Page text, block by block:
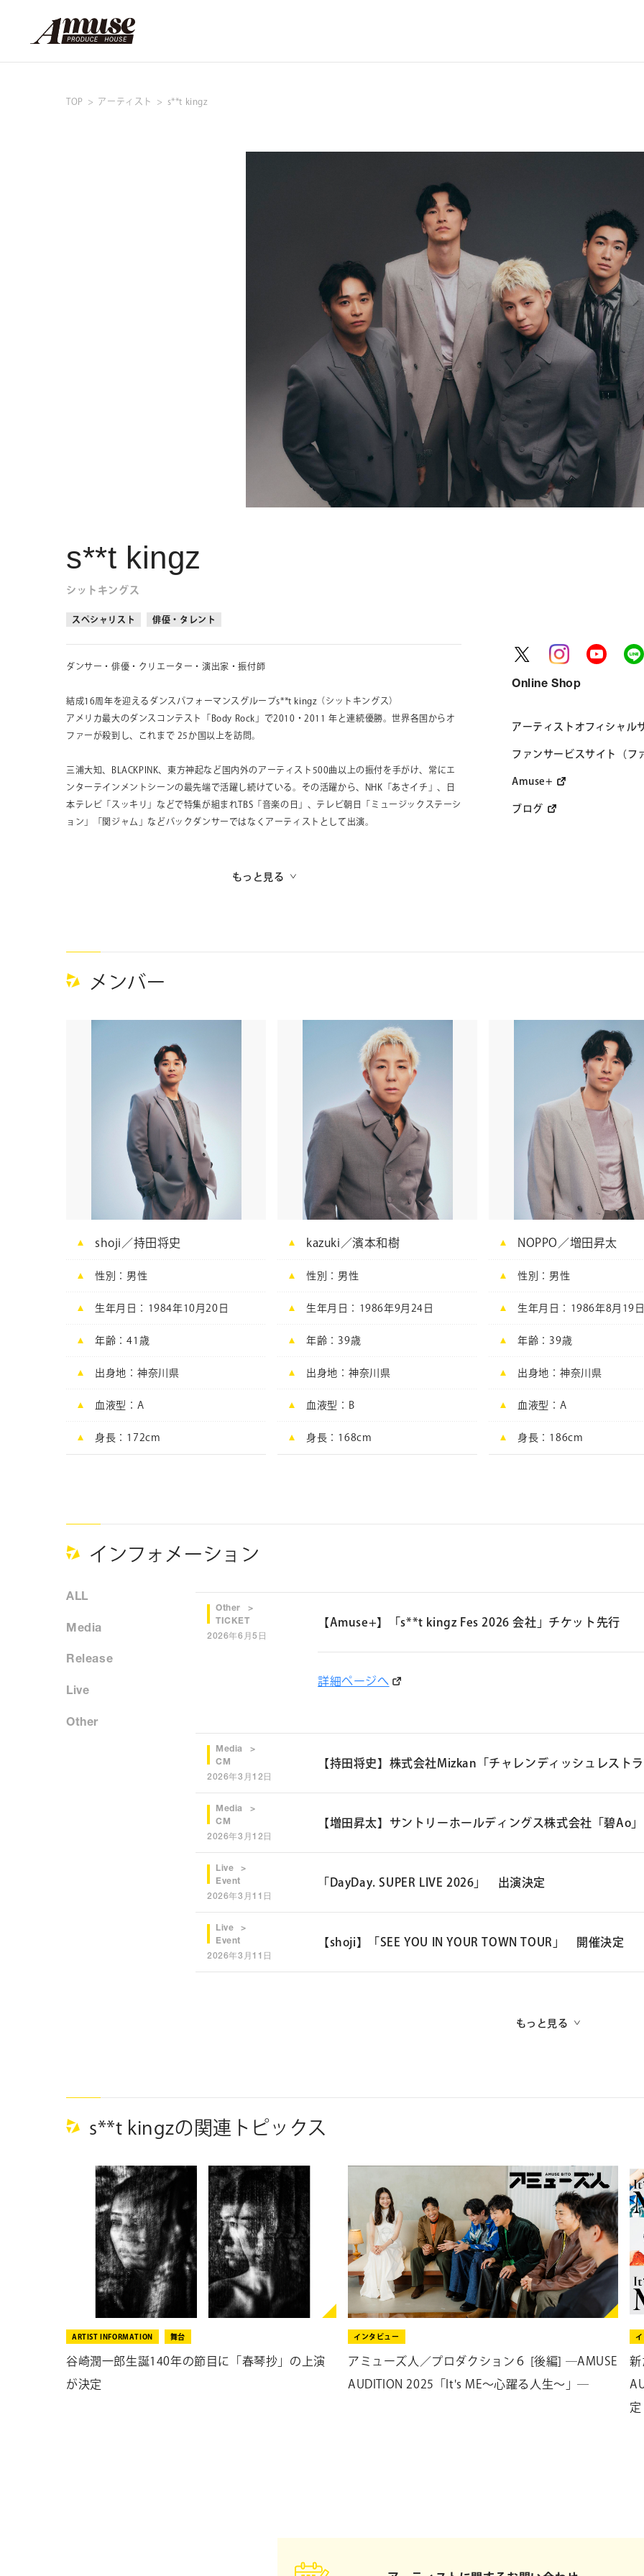
CONTACT お問い合わせ
個人のお客様
法人のお客様
AUDITION アーティス
TOP アーティスト s**t kingz
s**t kingz
シットキングス
スペシャリスト 俳優・タレント
ダンサー・俳優・クリエーター・演出家・振付師
結成16周年を迎えるダンスパフォーマンスグループs**t kingz（シットキングス）
アメリカ最大のダンスコンテスト「Body Rock」で2010・2011 年と連続優勝。世界各国からオ
ファーが殺到し、これまで 25か国以上を訪問。
三浦大知、BLACKPINK、東方神起など国内外のアーティスト500曲以上の振付を手がけ、常にエ
ンターテインメントシーンの最先端で活躍し続けている。その活躍から、NHK「あさイチ」、日
本テレビ「スッキリ」などで特集が組まれTBS「音楽の日」、テレビ朝日「ミュージックステーシ
ョン」「関ジャム」などバックダンサーではなくアーティストとして出演。
2021年1月には、ダンサー発としては異例の全曲オリジナル楽曲で作り上げる“見るダンス映像ア
約1万人を動員した。
もっと見る
Online Shop
アーティストオフィシャル
ファンサービスサイト（フ
Amuse+
ブログ
メンバー
shoji／持田将史
性別 男性
生年月日 1984年10月20日
年齢 41 歳
出身地 神奈川県
血液型 A
身長 172cm
kazuki／濱本和樹
性別 男性
生年月日 1986年9月24日
年齢 39歳
出身地 神奈川県
血液型 B
身長 168cm
NOPPO／増田昇太
性別 男性
生年月日 1986年8月19日
年齢 39歳
出身地 神奈川県
血液型 A
身長 186cm
インフォメーション
ALL
Media
Release
Live
Other
Other
TICKET
2026年6月5日
【Amuse+】「s**t kingz Fes 2026 会社」チケット先行
詳細ページへ
Media
CM
2026年3月12日
【持田将史】株式会社Mizkan「チャレンディッシュレスト
株式会社Mizkan「チャレンディッシュレストラン」 動画出演
https://www.mizkan.co.jp/ challendish-restaurant/
Media
CM
2026年3月12日
【増田昇太】サントリーホールディングス株式会社「碧Ao
サントリーホールディングス株式会社「碧Ao」 ムービー出演
https://www.suntory.co.jp/whisky/ao/
Live
Event
2026年3月11日
「DayDay. SUPER LIVE 2026」 出演決定
「DayDay. SUPER LIVE 2026」
Live
Event
2026年3月11日
【shoji】「SEE YOU IN YOUR TOWN TOUR」 開催決定
年齢や経験を問わず参加できるダンスワークショップ。
ダンスのこと、続け方、環境のこと、表現のことなど、その場で生
「SEE YOU IN YOUR TOWN TOUR」
【神戸】
開催日：2026年3月7日（土）
受付：12:30～
入門クラス：13:00〜14:30
受付：14:30～
経験者クラス：15:00～16:30
入門クラス：14:00～15:30
もっと見る
s**t kingzの関連トピックス
ARTIST INFORMATION 舞台
谷崎潤一郎生誕140年の節目に「春琴抄」の上演
が決定
インタビュー
アミューズ人／プロダクション６ [後編] ―AMUSE
AUDITION 2025「It's ME～心躍る人生～」―
イ
新
定